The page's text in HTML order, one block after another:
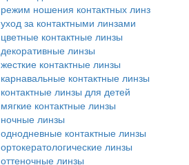
режим ношения контактных линз
уход за контактными линзами
цветные контактные линзы
декоративные линзы
жесткие контактные линзы
карнавальные контактные линзы
контактные линзы для детей
мягкие контактные линзы
ночные линзы
однодневные контактные линзы
ортокератологические линзы
оттеночные линзы